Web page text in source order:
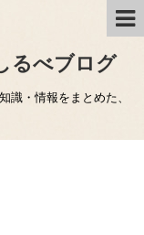
るべブログ
識・情報をまとめた、